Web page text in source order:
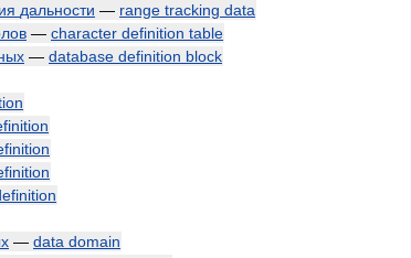
дальности — range tracking data
— character definition table
— database definition block
— data domain